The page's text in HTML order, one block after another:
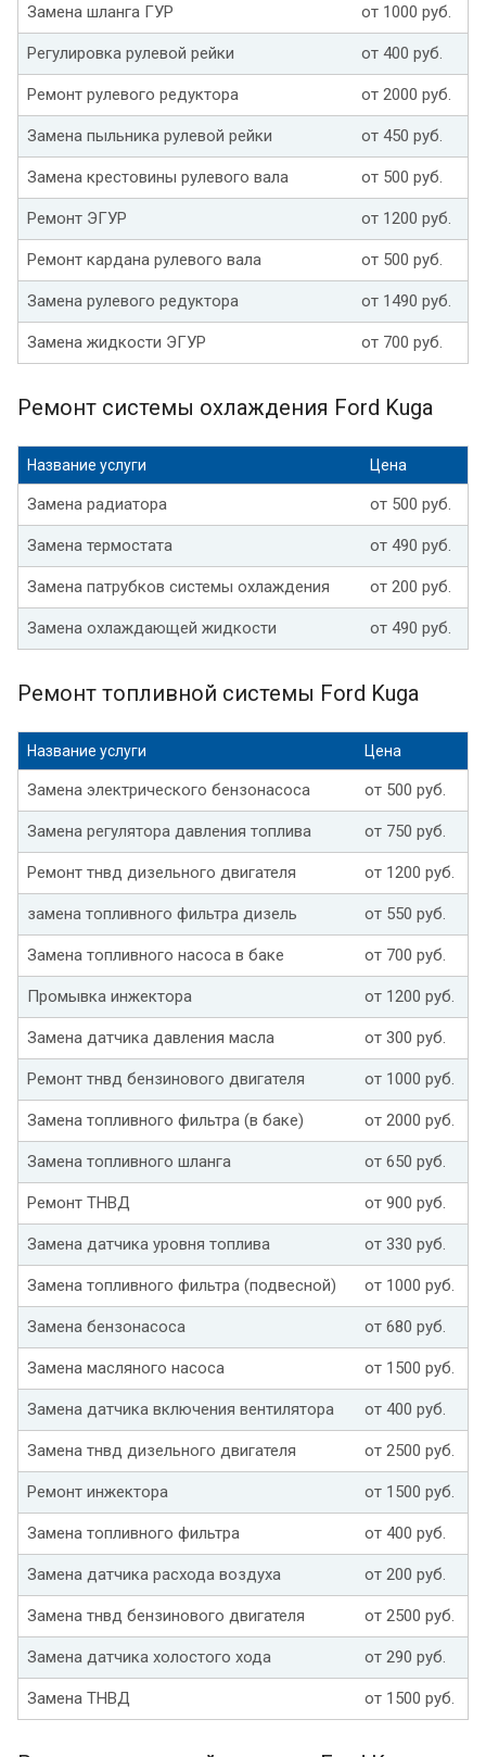
Замена шланга ГУР от 1000 руб.
Регулировка рулевой рейки от 400 руб.
Ремонт рулевого редуктора от 2000 руб.
Замена пыльника рулевой рейки от 450 руб.
Замена крестовины рулевого вала от 500 руб.
Ремонт ЭГУР от 1200 руб.
Ремонт кардана рулевого вала от 500 руб.
Замена рулевого редуктора от 1490 руб.
Замена жидкости ЭГУР от 700 руб.
Ремонт системы охлаждения Ford Kuga
Название услуги Цена
Замена радиатора от 500 руб.
Замена термостата от 490 руб.
Замена патрубков системы охлаждения от 200 руб.
Замена охлаждающей жидкости от 490 руб.
Ремонт топливной системы Ford Kuga
Название услуги Цена
Замена электрического бензонасоса от 500 руб.
Замена регулятора давления топлива от 750 руб.
Ремонт тнвд дизельного двигателя от 1200 руб.
замена топливного фильтра дизель от 550 руб.
Замена топливного насоса в баке от 700 руб.
Промывка инжектора от 1200 руб.
Замена датчика давления масла от 300 руб.
Ремонт тнвд бензинового двигателя от 1000 руб.
Замена топливного фильтра (в баке) от 2000 руб.
Замена топливного шланга от 650 руб.
Ремонт ТНВД от 900 руб.
Замена датчика уровня топлива от 330 руб.
Замена топливного фильтра (подвесной) от 1000 руб.
Замена бензонасоса от 680 руб.
Замена масляного насоса от 1500 руб.
Замена датчика включения вентилятора от 400 руб.
Замена тнвд дизельного двигателя от 2500 руб.
Ремонт инжектора от 1500 руб.
Замена топливного фильтра от 400 руб.
Замена датчика расхода воздуха от 200 руб.
Замена тнвд бензинового двигателя от 2500 руб.
Замена датчика холостого хода от 290 руб.
Замена ТНВД от 1500 руб.